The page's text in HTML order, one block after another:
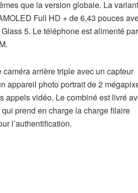
que la version globale. La
Full HD + de 6,43 pouces
5. Le téléphone est alimenté
arrière triple avec un capteur
appareil photo portrait de 2
appels vidéo. Le combiné est livré
prend en charge la charge filaire
l’authentification.